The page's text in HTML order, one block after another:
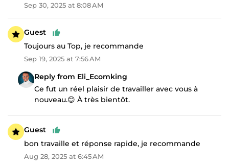
Sep 30, 2025 at 8:08 AM
Guest
Toujours au Top, je recommande
Sep 19, 2025 at 7:56 AM
Reply from Eli_Ecomking
Ce fut un réel plaisir de travailler avec vous à
nouveau.😊 À très bientôt.
Guest
bon travaille et réponse rapide, je recommande
Aug 28, 2025 at 6:45 AM